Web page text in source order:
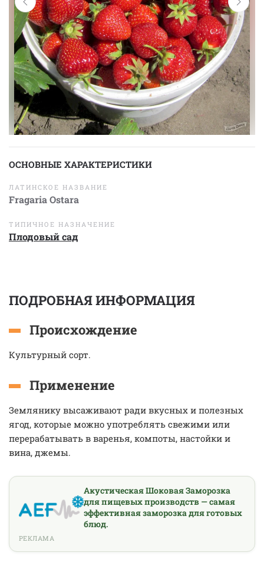
ОСНОВНЫЕ ХАРАКТЕРИСТИКИ
ЛАТИНСКОЕ НАЗВАНИЕ
Fragaria Ostara
ТИПИЧНОЕ НАЗНАЧЕНИЕ
Плодовый сад
ПОДРОБНАЯ ИНФОРМАЦИЯ
Происхождение
Культурный сорт.
Применение
Землянику высаживают ради вкусных и полезных
ягод, которые можно употреблять свежими или
перерабатывать в варенья, компоты, настойки и
вина, джемы.
Акустическая Шоковая Заморозка
для пищевых производств — самая
эффективная заморозка для готовых
блюд.
РЕКЛАМА